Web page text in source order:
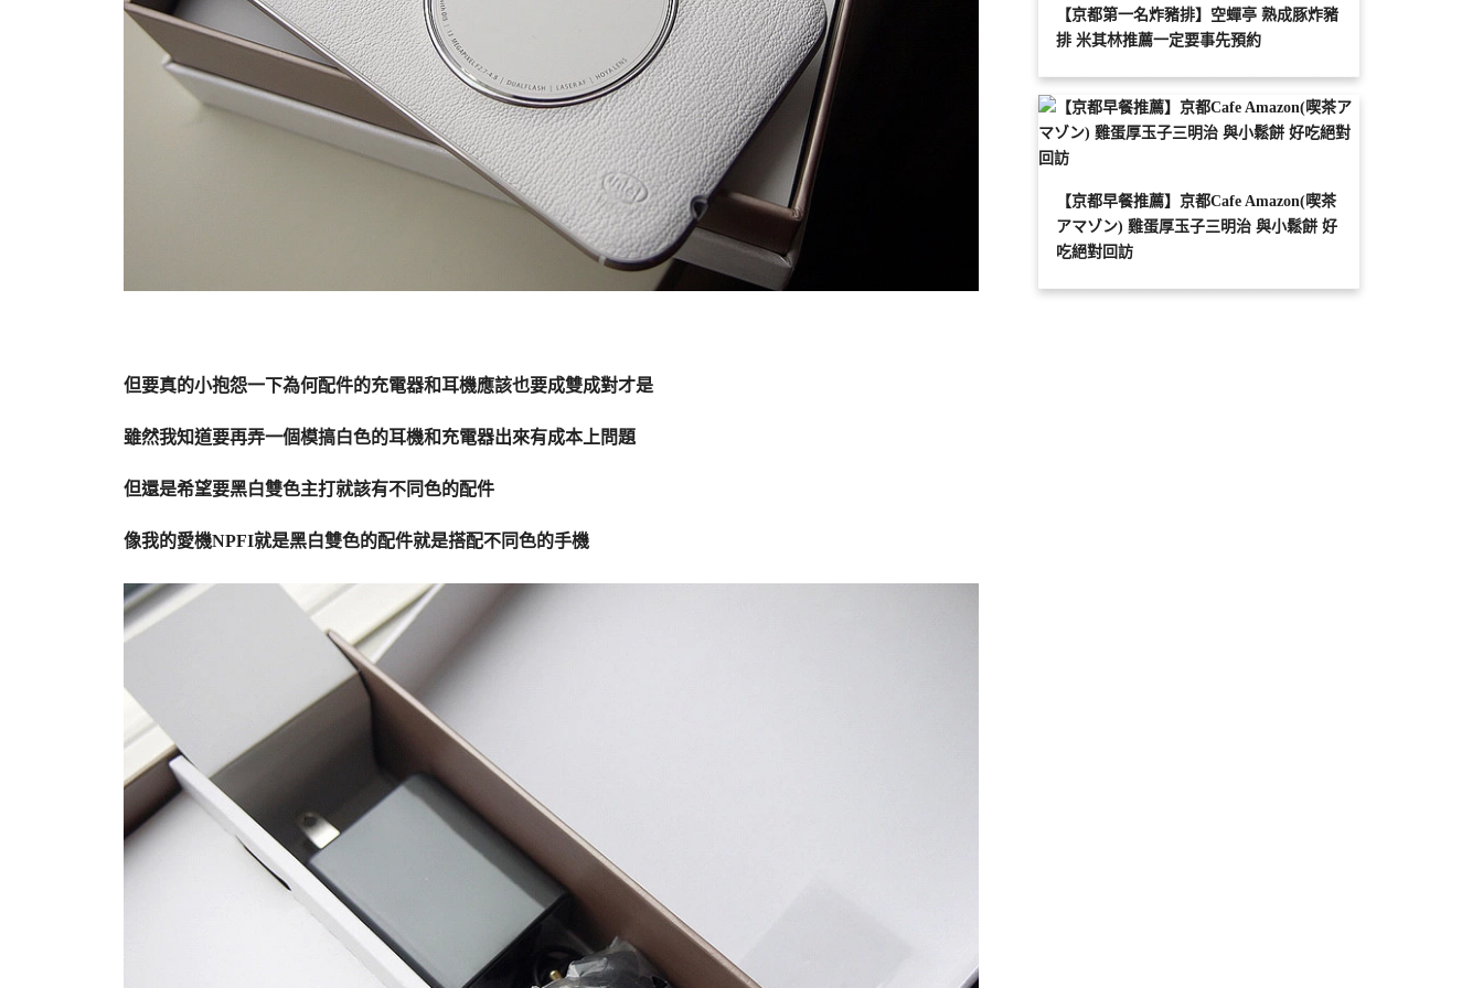
但要真的小抱怨一下為何配件的充電器和耳機應該也要成雙成對才是
雖然我知道要再弄一個模搞白色的耳機和充電器出來有成本上問題
但還是希望要黑白雙色主打就該有不同色的配件
像我的愛機NPFI就是黑白雙色的配件就是搭配不同色的手機
【京都第一名炸豬排】空蟬亭 熟成豚炸豬
排 米其林推薦一定要事先預約
【京都早餐推薦】京都Cafe Amazon(喫茶
アマゾン) 雞蛋厚玉子三明治 與小鬆餅 好
吃絕對回訪